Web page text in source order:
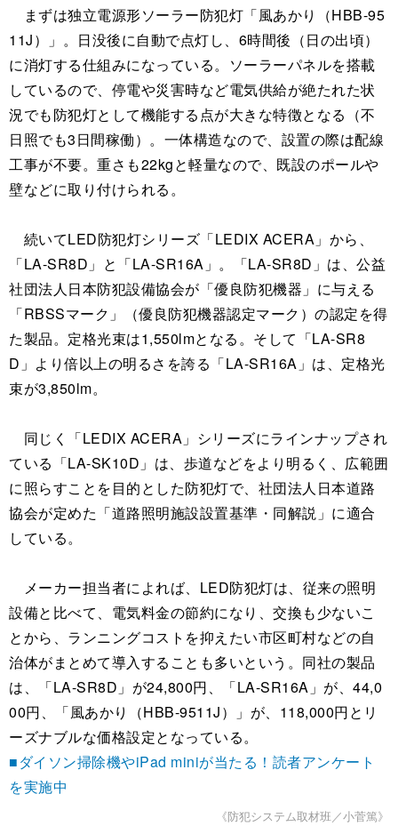
まずは独立電源形ソーラー防犯灯「風あかり（HBB-95
11J）」。日没後に自動で点灯し、6時間後（日の出頃）
に消灯する仕組みになっている。ソーラーパネルを搭載
しているので、停電や災害時など電気供給が絶たれた状
況でも防犯灯として機能する点が大きな特徴となる（不
日照でも3日間稼働）。一体構造なので、設置の際は配線
工事が不要。重さも22kgと軽量なので、既設のポールや
壁などに取り付けられる。
続いてLED防犯灯シリーズ「LEDIX ACERA」から、
「LA-SR8D」と「LA-SR16A」。「LA-SR8D」は、公益
社団法人日本防犯設備協会が「優良防犯機器」に与える
「RBSSマーク」（優良防犯機器認定マーク）の認定を得
た製品。定格光束は1,550lmとなる。そして「LA-SR8
D」より倍以上の明るさを誇る「LA-SR16A」は、定格光
束が3,850lm。
同じく「LEDIX ACERA」シリーズにラインナップされ
ている「LA-SK10D」は、歩道などをより明るく、広範囲
に照らすことを目的とした防犯灯で、社団法人日本道路
協会が定めた「道路照明施設設置基準・同解説」に適合
している。
メーカー担当者によれば、LED防犯灯は、従来の照明
設備と比べて、電気料金の節約になり、交換も少ないこ
とから、ランニングコストを抑えたい市区町村などの自
治体がまとめて導入することも多いという。同社の製品
は、「LA-SR8D」が24,800円、「LA-SR16A」が、44,0
00円、「風あかり（HBB-9511J）」が、118,000円とリ
ーズナブルな価格設定となっている。
■ダイソン掃除機やiPad miniが当たる！読者アンケート
を実施中
《防犯システム取材班／小菅篤》